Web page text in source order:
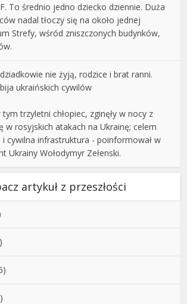
To średnio jedno dziecko dziennie. Duża
nadal tłoczy się na około jednej
Strefy, wśród zniszczonych budynków,
nie żyją, rodzice i brat ranni.
ukraińskich cywilów
trzyletni chłopiec, zginęły w nocy z
w rosyjskich atakach na Ukrainę; celem
i cywilna infrastruktura - poinformował w
Ukrainy Wołodymyr Zełenski.
artykuł z przeszłości